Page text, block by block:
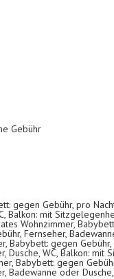
Gebühr
gegen Gebühr, pro
Balkon: mit
Wohnzimmer,
Fernseher,
gegen
Dusche, WC, Balkon: mit
Babybett: gegen
Badewanne oder